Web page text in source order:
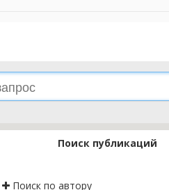
Поиск публикаций
Поиск по автору